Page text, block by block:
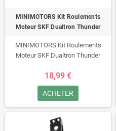
MINIMOTORS Kit Roulements
Moteur SKF Dualtron Thunder
MINIMOTORS Kit Roulements
Moteur SKF Dualtron Thunder
18,99 €
ACHETER